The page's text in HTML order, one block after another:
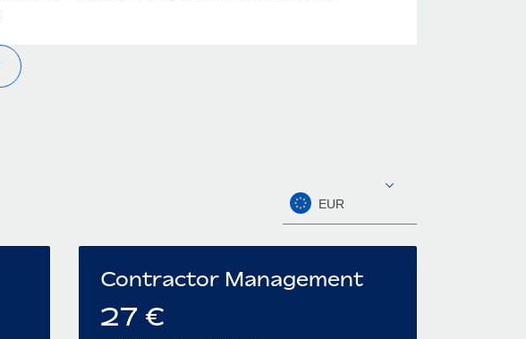
EUR
Contractor Management
27 €